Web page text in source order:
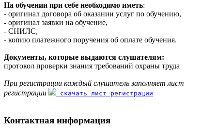
На обучении при себе необходимо иметь:
- оригинал договора об оказании услуг по обучению,
- оригинал заявки на обучение,
- СНИЛС,
- копию платежного поручения об оплате обучения.
Документы, которые выдаются слушателям:
протокол проверки знания требований охраны труда
При регистрации каждый слушатель заполняет лист
регистрации
скачать лист регистрации
Контактная информация